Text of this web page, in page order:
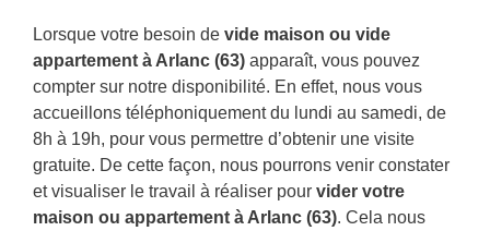
Lorsque votre besoin de vide maison ou vide
appartement à Arlanc (63) apparaît, vous pouvez
compter sur notre disponibilité. En effet, nous vous
accueillons téléphoniquement du lundi au samedi, de
8h à 19h, pour vous permettre d’obtenir une visite
gratuite. De cette façon, nous pourrons venir constater
et visualiser le travail à réaliser pour vider votre
maison ou appartement à Arlanc (63). Cela nous